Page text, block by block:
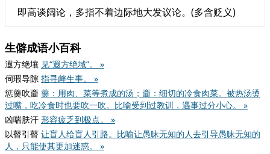
即高谈阔论，多指不着边际地大发议论。(多含贬义)
生僻成语小百科
遐方绝壤 见“遐方绝域”。 »
伺瑕导隙 指寻衅生事。 »
惩羹吹齑 羹：用肉、菜等煮成的汤；齑：细切的冷食肉菜。被热汤烫
过嘴，吃冷食时也要吹一吹。比喻受到过教训，遇事过分小心。 »
凶喘肤汗 形容疲乏到极点。 »
以瞽引瞽 让盲人给盲人引路。比喻让愚昧无知的人去引导愚昧无知的
人，只能使其更加迷惑。 »